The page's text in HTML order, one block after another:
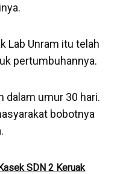
Lab Unram itu telah
pertumbuhannya.
dalam umur 30 hari.
bobotnya
SDN 2 Keruak